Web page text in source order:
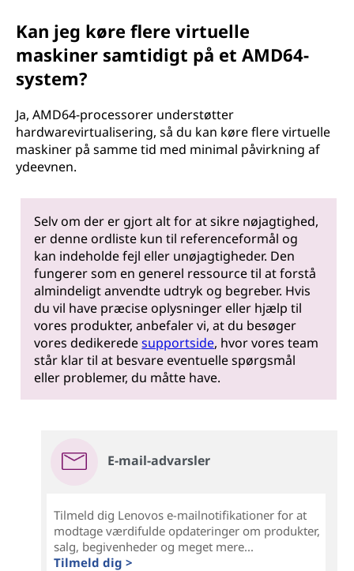
Kan jeg køre flere virtuelle
maskiner samtidigt på et AMD64-
system?
Ja, AMD64-processorer understøtter
hardwarevirtualisering, så du kan køre flere virtuelle
maskiner på samme tid med minimal påvirkning af
ydeevnen.
Selv om der er gjort alt for at sikre nøjagtighed,
er denne ordliste kun til referenceformål og
kan indeholde fejl eller unøjagtigheder. Den
fungerer som en generel ressource til at forstå
almindeligt anvendte udtryk og begreber. Hvis
du vil have præcise oplysninger eller hjælp til
vores produkter, anbefaler vi, at du besøger
vores dedikeredesupportside, hvor vores team
står klar til at besvare eventuelle spørgsmål
eller problemer, du måtte have.
E-mail-advarsler
Tilmeld dig Lenovos e-mailnotifikationer for at
modtage værdifulde opdateringer om produkter,
salg, begivenheder og meget mere...
Tilmeld dig >